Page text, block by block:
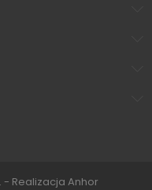
- Realizacja Anhor